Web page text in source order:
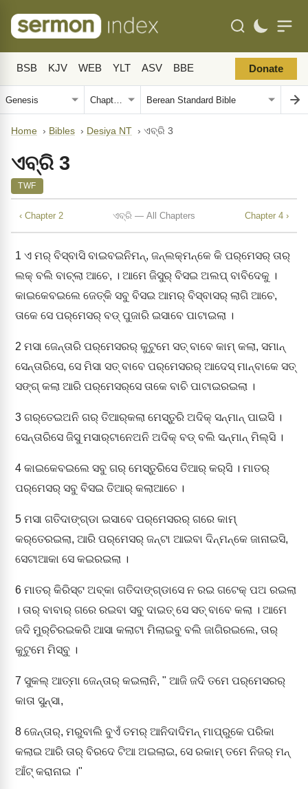
BSB KJV WEB YLT ASV BBE Donate
Home › Bibles › Desiya NT › ଏବ୍‌ରି 3
ଏବ୍‌ରି 3
TWF
‹ Chapter 2 ଏବ୍‌ରି — All Chapters Chapter 4 ›
1 ଏ ମର୍‌ ବିସ୍‌ବାସି ବାଇବଇନିମନ୍‌, ଜନ୍‌ଲକ୍‌ମନ୍‌କେ କି ପର୍‌ମେସର୍‌ ତାର୍‌
ଲକ୍‌ ବଲି ବାଚ୍‌ଲା ଆଚେ, । ଆମେ ଜିସୁର୍‌ ବିସଇ ଅଲପ୍‌ ବାବିଦେକୁ ।
କାଇକେବଇଲେ ଜେତ୍‌କି ସବୁ ବିସଇ ଆମର୍‌ ବିସ୍‌ବାସର୍‌ ଲାଗି ଆଚେ,
ତାକେ ସେ ପର୍‌ମେସର୍‌ ବଡ୍‌ ପୁଜାରି ଇସାବେ ପାଟାଇଲା ।
2 ମସା ଜେନ୍ତାରି ପର୍‌ମେସରର୍‌ କୁଟୁମେ ସତ୍‌ ବାବେ କାମ୍‌ କଲା, ସମାନ୍‌
ସେନ୍ତାରିସେ, ସେ ମିସା ସତ୍‌ ବାବେ ପର୍‌ମେସରର୍‌ ଆଦେସ୍‌ ମାନ୍‌ବାକେ ସତ୍‌
ସଙ୍ଗ୍‍ କଲା ଆରି ପର୍‌ମେସର୍‌ସେ ତାକେ ବାଚି ପାଟାଇରଇଲା ।
3 ଗର୍‌ତେଇଅନି ଗର୍‍ ତିଆର୍‌କଲା ମେସ୍‌ତୁରି ଅଦିକ୍‌ ସନ୍‌ମାନ୍‌ ପାଇସି ।
ସେନ୍ତାରିସେ ଜିସୁ ମସାର୍‌ଟାନେଅନି ଅଦିକ୍‌ ବଡ୍‌ ବଲି ସନ୍‌ମାନ୍‌ ମିଲ୍‌ସି ।
4 କାଇକେବଇଲେ ସବୁ ଗର୍‌ ମେସ୍‌ତୁରିସେ ତିଆର୍‌ କର୍‌ସି । ମାତର୍‌
ପର୍‌ମେସର୍‌ ସବୁ ବିସଇ ତିଆର୍‌ କଲାଆଚେ ।
5 ମସା ଗତିଦାଙ୍ଗ୍‌ଡା ଇସାବେ ପର୍‌ମେସରର୍‌ ଗରେ କାମ୍‌
କର୍‌ତେରଇଲା, ଆରି ପର୍‌ମେସର୍‌ ଜନ୍‌ଟା ଆଇବା ଦିନ୍‌ମନ୍‌କେ ଜାନାଇସି,
ସେଟାଆକା ସେ କଇରଇଲା ।
6 ମାତର୍‌ କିରିସ୍‌ଟ ଅବ୍‌କା ଗତିଦାଙ୍ଗ୍‌ଡାସେ ନ ରଇ ଗଟେକ୍‌ ପଅ ରଇଲା
। ତାର୍‌ ବାବାର୍‌ ଗରେ ରଇବା ସବୁ ଦାଇତ୍‌ ସେ ସତ୍‌ ବାବେ କଲା । ଆମେ
ଜଦି ମୁର୍‌ଚିରଇକରି ଆସା କଲାଟା ମିଲାଇବୁ ବଲି ଜାଗିରଇଲେ, ତାର୍‌
କୁଟୁମେ ମିସ୍‌ବୁ ।
7 ସୁକଲ୍‌ ଆତ୍‌ମା ଜେନ୍ତାର୍‌ କଇଲାନି, " ଆଜି ଜଦି ତମେ ପର୍‌ମେସରର୍‌
କାତା ସୁନ୍‌ସା,
8 ଜେନ୍ତାର୍‌, ମରୁବାଲି ବୁଏଁ ତମର୍‌ ଆନିଦାଦିମନ୍‌ ମାପ୍‌ରୁକେ ପରିକା
କଲାଇ ଆରି ତାର୍‌ ବିରଦେ ଟିଆ ଅଇଲାଇ, ସେ ରକାମ୍‌ ତମେ ନିଜର୍‌ ମନ୍‌
ଆଁଟ୍‌ କରାନାଇ ।"